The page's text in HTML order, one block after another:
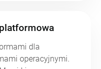
dla
operacyjnymi.